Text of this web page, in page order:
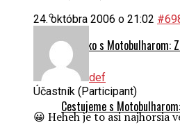
Rakúsko s Motobulharom:
Cestujeme s
24. októbra 2006 o 21:02
def
Účastník (Participant)
😀 Heheh je to asi najhorsia